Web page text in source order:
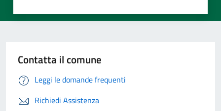
Contatta il comune
Leggi le domande frequenti
Richiedi Assistenza